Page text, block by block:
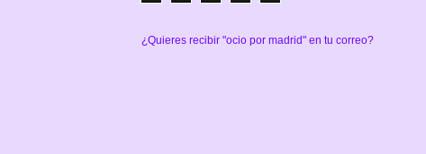
¿Quieres recibir "ocio por madrid" en tu correo?